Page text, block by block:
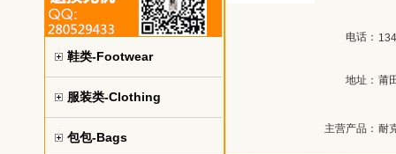
鞋类-Footwear
服装类-Clothing
包包-Bags
电话：
地址： 莆
主营产品： 耐